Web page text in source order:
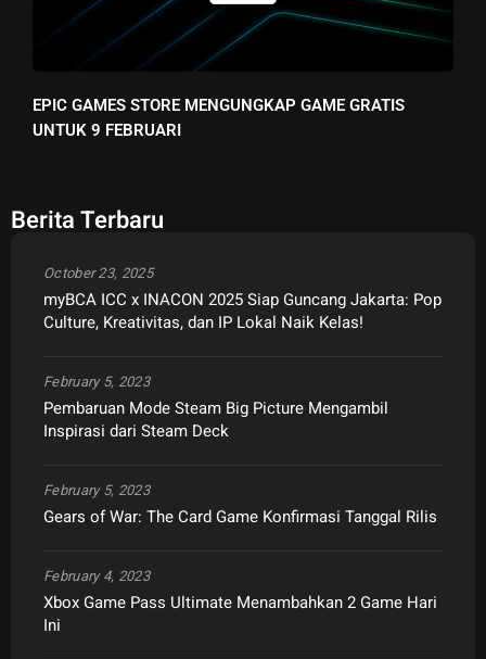
EPIC GAMES STORE MENGUNGKAP GAME GRATIS
UNTUK 9 FEBRUARI
Berita Terbaru
myBCA ICC x INACON 2025 Siap Guncang Jakarta: Pop
Culture, Kreativitas, dan IP Lokal Naik Kelas!
October 23, 2025
Pembaruan Mode Steam Big Picture Mengambil
Inspirasi dari Steam Deck
February 5, 2023
Gears of War: The Card Game Konfirmasi Tanggal Rilis
February 5, 2023
Xbox Game Pass Ultimate Menambahkan 2 Game Hari
Ini
February 4, 2023